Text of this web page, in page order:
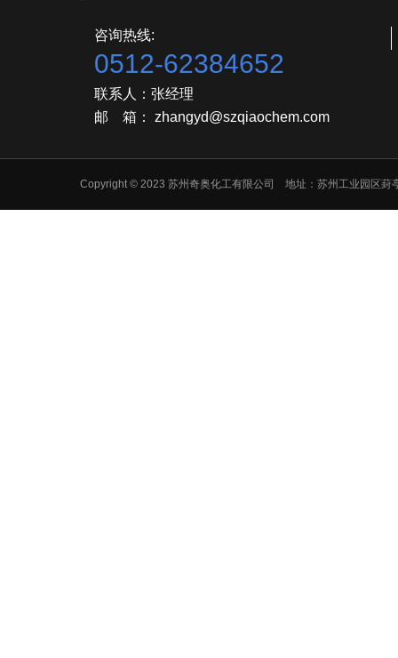
咨询热线:
0512-62384652
联系人：张经理
邮 箱： zhangyd@szqiaochem.com
Copyright © 2023 苏州奇奥化工有限公司 地址：苏州工业园区